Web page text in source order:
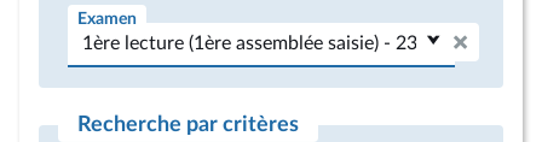
Examen
Recherche par critères